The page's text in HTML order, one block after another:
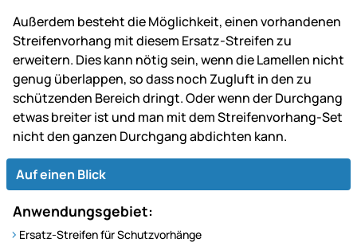
Außerdem besteht die Möglichkeit, einen vorhandenen
Streifenvorhang mit diesem Ersatz-Streifen zu
erweitern. Dies kann nötig sein, wenn die Lamellen nicht
genug überlappen, so dass noch Zugluft in den zu
schützenden Bereich dringt. Oder wenn der Durchgang
etwas breiter ist und man mit dem Streifenvorhang-Set
nicht den ganzen Durchgang abdichten kann.
Auf einen Blick
Anwendungsgebiet:
Ersatz-Streifen für Schutzvorhänge